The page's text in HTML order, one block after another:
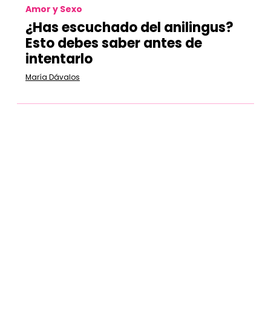
Amor y Sexo
¿Has escuchado del anilingus?
Esto debes saber antes de
intentarlo
María Dávalos